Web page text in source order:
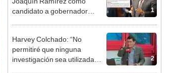
1
candidato a gobernador
2
Harvey Colchado: “No
permitiré que ninguna
investigación sea utilizada